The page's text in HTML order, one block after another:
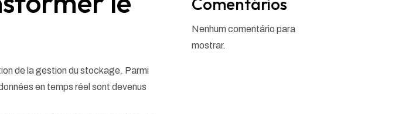
de la gestion du stockage. Parmi
en temps réel sont devenus
Nenhum comentário para
mostrar.